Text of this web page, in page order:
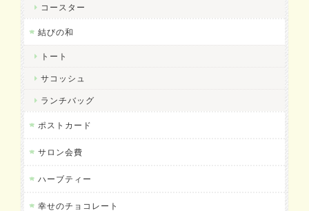
コースター
結びの和
トート
サコッシュ
ランチバッグ
ポストカード
サロン会費
ハーブティー
幸せのチョコレート